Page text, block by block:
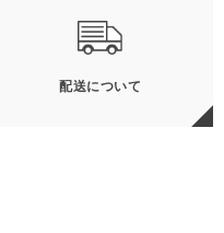
配送について